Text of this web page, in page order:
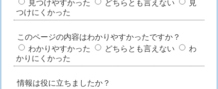
見つけやすかった
どちらとも言えない
見
つけにくかった
このページの内容はわかりやすかったですか？
わかりやすかった
どちらとも言えない
わ
かりにくかった
情報は役に立ちましたか？